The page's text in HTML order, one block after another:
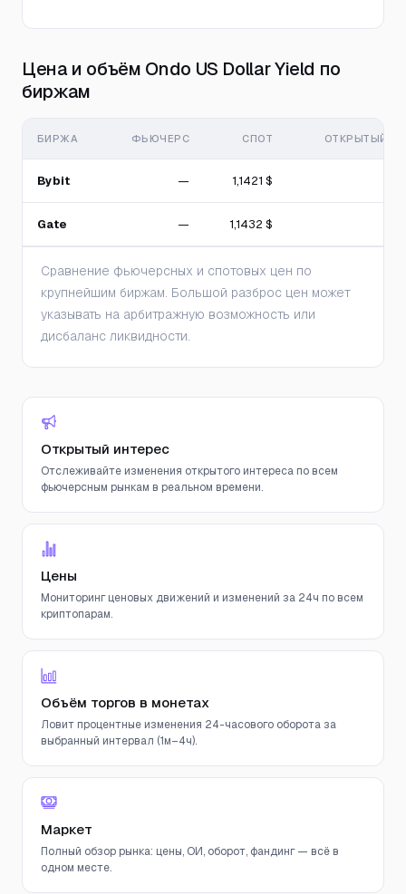
Цена и объём Ondo US Dollar Yield по
биржам
БИРЖА ФЬЮЧЕРС СПОТ ОТКРЫТЫЙ
Bybit — 1,1421 $
Gate — 1,1432 $
Сравнение фьючерсных и спотовых цен по
крупнейшим биржам. Большой разброс цен может
указывать на арбитражную возможность или
дисбаланс ликвидности.
Открытый интерес
Отслеживайте изменения открытого интереса по всем
фьючерсным рынкам в реальном времени.
Цены
Мониторинг ценовых движений и изменений за 24ч по всем
криптопарам.
Объём торгов в монетах
Ловит процентные изменения 24-часового оборота за
выбранный интервал (1м–4ч).
Маркет
Полный обзор рынка: цены, ОИ, оборот, фандинг — всё в
одном месте.